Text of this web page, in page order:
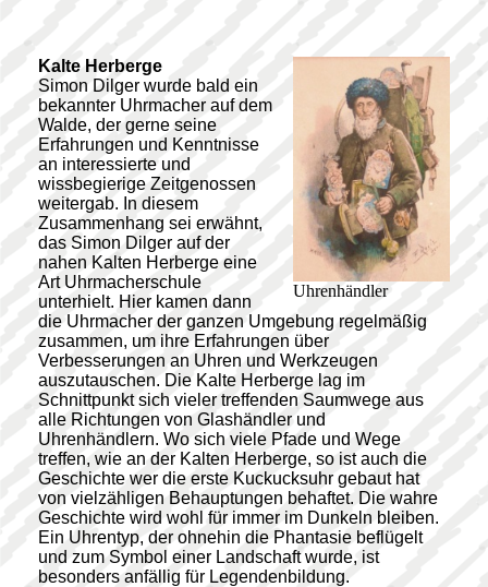
Uhrenhändler
Kalte Herberge
Simon Dilger wurde bald ein
bekannter Uhrmacher auf dem
Walde, der gerne seine
Erfahrungen und Kenntnisse
an interessierte und
wissbegierige Zeitgenossen
weitergab. In diesem
Zusammenhang sei erwähnt,
das Simon Dilger auf der
nahen Kalten Herberge eine
Art Uhrmacherschule
unterhielt. Hier kamen dann
die Uhrmacher der ganzen Umgebung regelmäßig
zusammen, um ihre Erfahrungen über
Verbesserungen an Uhren und Werkzeugen
auszutauschen. Die Kalte Herberge lag im
Schnittpunkt sich vieler treffenden Saumwege aus
alle Richtungen von Glashändler und
Uhrenhändlern. Wo sich viele Pfade und Wege
treffen, wie an der Kalten Herberge, so ist auch die
Geschichte wer die erste Kuckucksuhr gebaut hat
von vielzähligen Behauptungen behaftet. Die wahre
Geschichte wird wohl für immer im Dunkeln bleiben.
Ein Uhrentyp, der ohnehin die Phantasie beflügelt
und zum Symbol einer Landschaft wurde, ist
besonders anfällig für Legendenbildung.